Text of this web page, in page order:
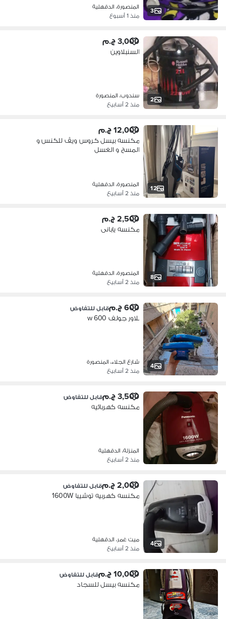
3
المنصورة، الدقهلية
منذ 1 أسبوع
2
3,000 ج.م
السنبلاوين
سندوب، المنصورة
منذ 2 أسابيع
12
12,000 ج.م
مكنسه بيسل كروس ويڤ للكنس و
المسح و الغسل
المنصورة، الدقهلية
منذ 2 أسابيع
8
2,500 ج.م
مكنسه يابانى
المنصورة، الدقهلية
منذ 2 أسابيع
4
600 ج.م قابل للتفاوض
بلاور جولف 600 w
شارع الجلاء، المنصورة
منذ 2 أسابيع
3,500 ج.م قابل للتفاوض
مكنسه كهربائيه
المنزلة، الدقهلية
منذ 2 أسابيع
4
2,000 ج.م قابل للتفاوض
مكنسه كهربيه توشيبا 1600W
ميت غمر، الدقهلية
منذ 2 أسابيع
10,000 ج.م قابل للتفاوض
مكنسه بيسل للسجاد